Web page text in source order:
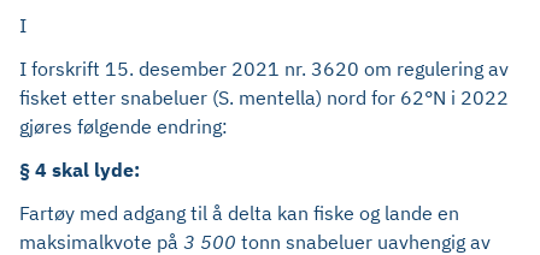
I
I forskrift 15. desember 2021 nr. 3620 om regulering av
fisket etter snabeluer (S. mentella) nord for 62°N i 2022
gjøres følgende endring:
§ 4 skal lyde:
Fartøy med adgang til å delta kan fiske og lande en
maksimalkvote på 3 500 tonn snabeluer uavhengig av